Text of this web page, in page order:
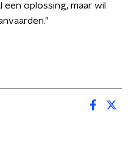
een oplossing, maar wil